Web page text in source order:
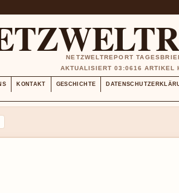
NETZWELTREPORT
AKTUALISIERT 03:0616 ARTIKEL
KONTAKT GESCHICHTE